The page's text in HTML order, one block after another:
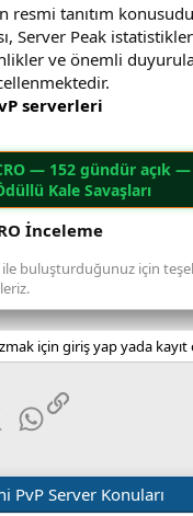
resmi tanıtım
Server Peak
ve önemli
serverleri
— 152 gündür açık —
Kale Savaşları
İnceleme
buluşturduğunuz için
için giriş yap yada kayıt
X (Twitter)WhatsApp
Link
PvP Server Konuları